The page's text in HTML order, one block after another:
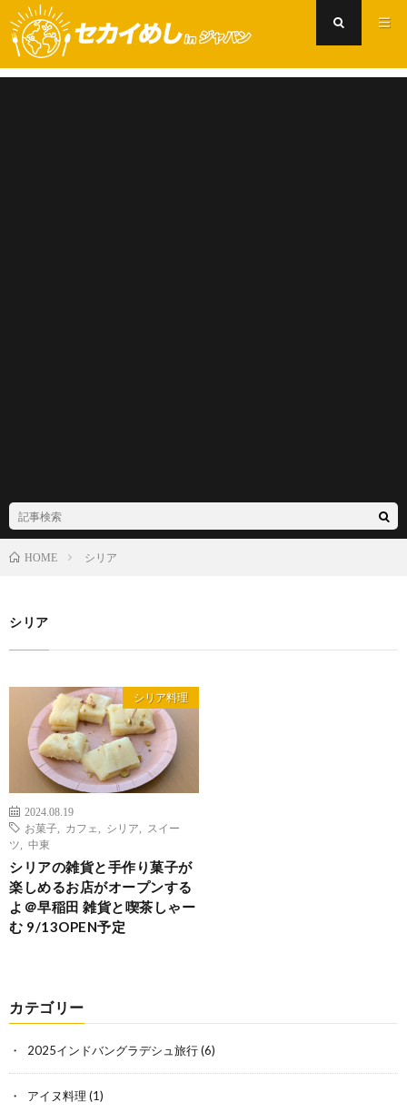
HOME シリア
シリア
シリア料理
2024.08.19
お菓子
カフェ シリア
スイー
ツ
中東
シリアの雑貨と手作り菓子が
楽しめるお店がオープンする
よ＠早稲田 雑貨と喫茶しゃー
む 9/13OPEN予定
カテゴリー
2025インドバングラデシュ旅行(6)
アイヌ料理 (1)